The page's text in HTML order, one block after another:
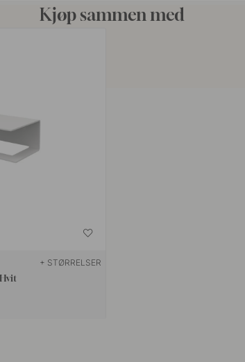
Kjøp sammen med
+ STØRRELSER